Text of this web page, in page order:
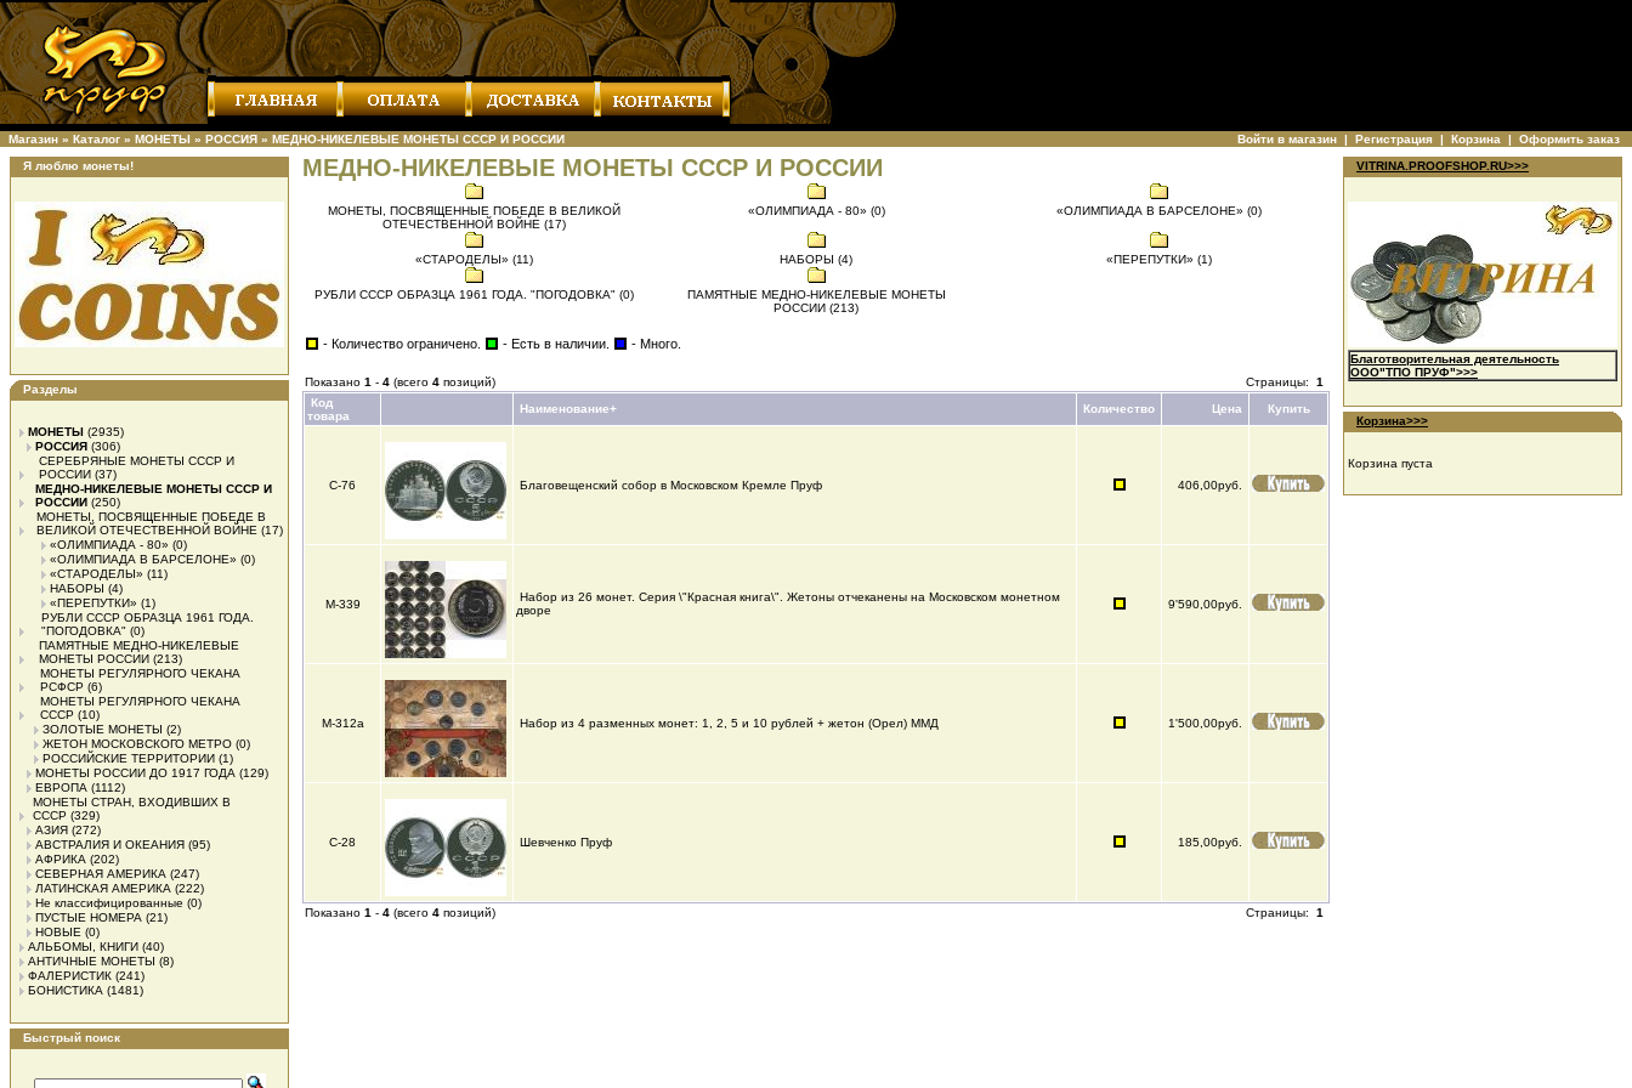
Магазин » Каталог » МОНЕТЫ » РОССИЯ » МЕДНО-НИКЕЛЕВЫЕ МОНЕТЫ СССР И РОССИИ Войти в магазин | Регистрация | Корзина | Оформить заказ
Я люблю монеты!
Разделы
МОНЕТЫ (2935)
РОССИЯ (306)
СЕРЕБРЯНЫЕ МОНЕТЫ СССР И
РОССИИ (37)
МЕДНО-НИКЕЛЕВЫЕ МОНЕТЫ СССР И
РОССИИ (250)
МОНЕТЫ, ПОСВЯЩЕННЫЕ ПОБЕДЕ В
ВЕЛИКОЙ ОТЕЧЕСТВЕННОЙ ВОЙНЕ (17)
«ОЛИМПИАДА - 80» (0)
«ОЛИМПИАДА В БАРСЕЛОНЕ» (0)
«СТАРОДЕЛЫ» (11)
НАБОРЫ (4)
«ПЕРЕПУТКИ» (1)
РУБЛИ СССР ОБРАЗЦА 1961 ГОДА.
"ПОГОДОВКА" (0)
ПАМЯТНЫЕ МЕДНО-НИКЕЛЕВЫЕ
МОНЕТЫ РОССИИ (213)
МОНЕТЫ РЕГУЛЯРНОГО ЧЕКАНА
РСФСР (6)
МОНЕТЫ РЕГУЛЯРНОГО ЧЕКАНА
СССР (10)
ЗОЛОТЫЕ МОНЕТЫ (2)
ЖЕТОН МОСКОВСКОГО МЕТРО (0)
РОССИЙСКИЕ ТЕРРИТОРИИ (1)
МОНЕТЫ РОССИИ ДО 1917 ГОДА (129)
ЕВРОПА (1112)
МОНЕТЫ СТРАН, ВХОДИВШИХ В
СССР (329)
АЗИЯ (272)
АВСТРАЛИЯ И ОКЕАНИЯ (95)
АФРИКА (202)
СЕВЕРНАЯ АМЕРИКА (247)
ЛАТИНСКАЯ АМЕРИКА (222)
Не классифицированные (0)
ПУСТЫЕ НОМЕРА (21)
НОВЫЕ (0)
АЛЬБОМЫ, КНИГИ (40)
АНТИЧНЫЕ МОНЕТЫ (8)
ФАЛЕРИСТИК (241)
БОНИСТИКА (1481)
Быстрый поиск
МЕДНО-НИКЕЛЕВЫЕ МОНЕТЫ СССР И РОССИИ
МОНЕТЫ, ПОСВЯЩЕННЫЕ ПОБЕДЕ В ВЕЛИКОЙ
ОТЕЧЕСТВЕННОЙ ВОЙНЕ (17)
«ОЛИМПИАДА - 80» (0) «ОЛИМПИАДА В БАРСЕЛОНЕ» (0)
«СТАРОДЕЛЫ» (11) НАБОРЫ (4) «ПЕРЕПУТКИ» (1)
РУБЛИ СССР ОБРАЗЦА 1961 ГОДА. "ПОГОДОВКА" (0)
ПАМЯТНЫЕ МЕДНО-НИКЕЛЕВЫЕ МОНЕТЫ
РОССИИ (213)
- Количество ограничено. - Есть в наличии. - Много.
Показано 1 - 4 (всего 4 позиций) Страницы: 1
Код
товара
Наименование+ Количество Цена Купить
С-76 Благовещенский собор в Московском Кремле Пруф 406,00руб.
М-339
Набор из 26 монет. Серия \"Красная книга\". Жетоны отчеканены на Московском монетном
дворе
9'590,00руб.
М-312а Набор из 4 разменных монет: 1, 2, 5 и 10 рублей + жетон (Орел) ММД 1'500,00руб.
С-28 Шевченко Пруф 185,00руб.
Показано 1 - 4 (всего 4 позиций) Страницы: 1
VITRINA.PROOFSHOP.RU>>>
Благотворительная деятельность
ООО"ТПО ПРУФ">>>
Корзина>>>
Корзина пуста